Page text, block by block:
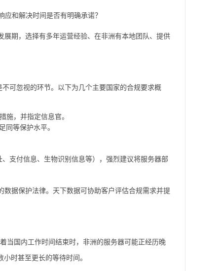
和解决时间是否有明确承诺？
期，选择有多年运营经验、在非洲有本地团队、提供
可忽视的环节。以下为几个主要国家的合规要求概
施，并指定信息官。
同等保护水平。
支付信息、生物识别信息等），强烈建议将服务器部
据保护法律。天下数据可协助客户评估合规需求并提
当国内工作时间结束时，非洲的服务器可能正经历晚
时甚至更长的等待时间。